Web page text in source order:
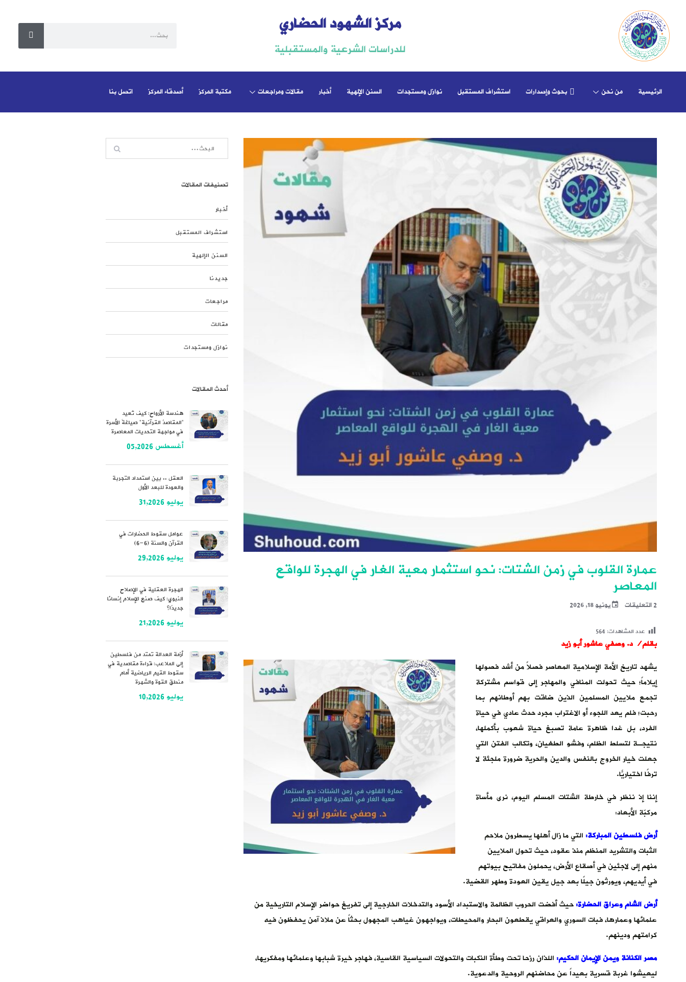
مركز الشهود الحضاري
للدراسات الشرعية والمستقبلية
الرئيسية من نحن بحوث وإصدارات استشراف المستقبل نوازل ومستجدات السنن الإلهية أخبار مقالات ومراجعات مكتبة المركز أصدقاء المركز اتصل بنا
عمارة القلوب في زمن الشتات: نحو استثمار معية الغار في الهجرة للواقع
المعاصر
2 التعليقات يونيو 18, 2026
عدد المشاهدات:564
بقلم/ د. وصفي عاشور أبو زيد
يشهد تاريخ الأمة الإسلامية المعاصر فصلاً من أشد فصولها
إيلاماً؛ حيث تحولت المنافي والمهاجر إلى قواسم مشتركة
تجمع ملايين المسلمين الذين ضاقت بهم أوطانهم بما
رحبت؛ فلم يعد اللجوء أو الاغتراب مجرد حدث عادي في حياة
الفرد، بل غدا ظاهرة عامة تصبغ حياة شعوب بأكملها،
نتيجـة لتسلط الظلم، وفشو الطغيان، وتكالب الفتن التي
جعلت خيار الخروج بالنفس والدين والحرية ضرورة ملجئة لا
ترفًا اختياريًّا.
إننا إذ ننظر في خارطة الشتات المسلم اليوم، نرى مأساة
مركبّة الأبعاد:
أرض فلسطين المباركة:التي ما زال أهلها يسطرون ملاحم
الثبات والتشريد المنظم منذ عقود، حيث تحول الملايين
منهم إلى لاجئين في أصقاع الأرض، يحملون مفاتيح بيوتهم
في أيديهم، ويورثون جيلًا بعد جيل يقين العودة وطهر القضية.
أرض الشام وعراق الحضارة:حيث أفضت الحروب الظالمة والاستبداد الأسود والتدخلات الخارجية إلى تفريغ حواضر الإسلام التاريخية من
علمائها وعمارها، فبات السوري والعراقي يقطعون البحار والمحيطات، ويواجهون غياهب المجهول بحثاً عن ملاذ آمن يحفظون فيه
كرامتهم ودينهم.
مصر الكنانة ويمن الإيمان الحكيم:اللذان رزحا تحت وطأة النكبات والتحولات السياسية القاسية، فهاجر خيرة شبابها وعلمائها ومفكريها،
ليعيشوا غربة قسرية بعيداً عن محاضنهم الروحية والدعوية.
تصنيفات المقالات
أخبار
استشراف المستقبل
السنن الإلهية
جديدنا
مراجعات
مقالات
نوازل ومستجدات
أحدث المقالات
هندسة الأرواح: كيف تُعيد
“المقاصدُ القرآنية” صياغةَ الأسرة
في مواجهة التحديات المعاصرة
أغسطس 05,2026
العقل .. بين استمداد التجربة
والعودة للبعد الأول
يوليو 31,2026
عوامل سقوط الحضارات في
القرآن والسنة (6-6)
يوليو 29,2026
الهجرة العقلية في الإصلاح
النبوي: كيف صنع الإسلام إنسانًا
جديدًا؟
يوليو 21,2026
أزمة العدالة تمتد من فلسطين
إلى الملاعب: قراءة مقاصدية في
سقوط القيم الرياضية أمام
منطق القوة والشهرة
يوليو 10,2026